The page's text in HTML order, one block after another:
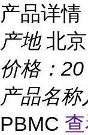
产品详情
产地 北京
价格： 20
产品名称
PBMC